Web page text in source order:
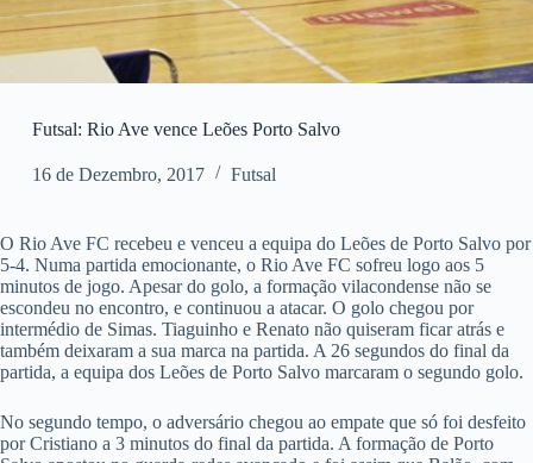
Futsal: Rio Ave vence Leões Porto Salvo
16 de Dezembro, 2017 Futsal
O Rio Ave FC recebeu e venceu a equipa do Leões de Porto Salvo por
5-4. Numa partida emocionante, o Rio Ave FC sofreu logo aos 5
minutos de jogo. Apesar do golo, a formação vilacondense não se
escondeu no encontro, e continuou a atacar. O golo chegou por
intermédio de Simas. Tiaguinho e Renato não quiseram ficar atrás e
também deixaram a sua marca na partida. A 26 segundos do final da
partida, a equipa dos Leões de Porto Salvo marcaram o segundo golo.
No segundo tempo, o adversário chegou ao empate que só foi desfeito
por Cristiano a 3 minutos do final da partida. A formação de Porto